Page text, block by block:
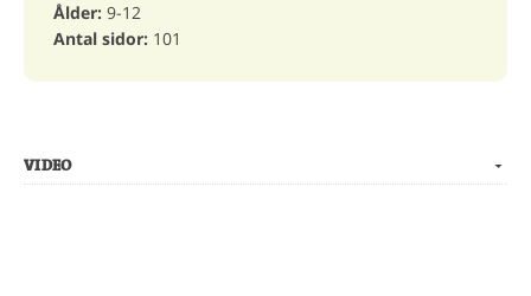
Ålder: 9-12
Antal sidor: 101
VIDEO